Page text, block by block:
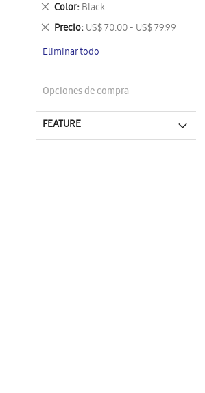
artículo
Color Black
Eliminar
este
artículo
Precio US$ 70.00 - US$ 79.99
Eliminar
artículo
Eliminar todo
Opciones de compra
FEATURE